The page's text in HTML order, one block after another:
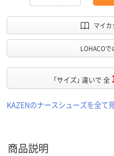
マイカ
LOHACOで
「サイズ」 違いで 全
KAZENのナースシューズを全て
商品説明